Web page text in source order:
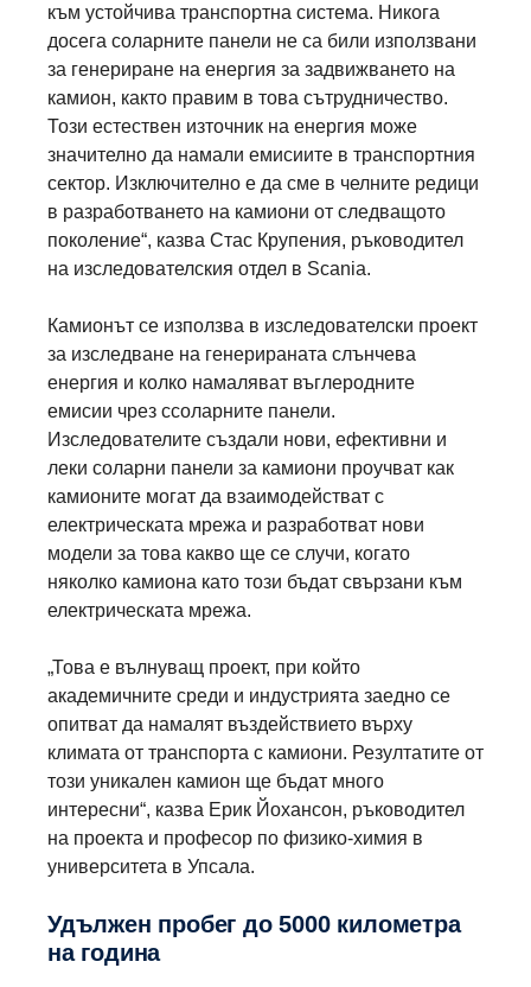
към устойчива транспортна система. Никога
досега соларните панели не са били използвани
за генериране на енергия за задвижването на
камион, както правим в това сътрудничество.
Този естествен източник на енергия може
значително да намали емисиите в транспортния
сектор. Изключително е да сме в челните редици
в разработването на камиони от следващото
поколение“, казва Стас Крупения, ръководител
на изследователския отдел в Scania.
Камионът се използва в изследователски проект
за изследване на генерираната слънчева
енергия и колко намаляват въглеродните
емисии чрез ссоларните панели.
Изследователите създали нови, ефективни и
леки соларни панели за камиони проучват как
камионите могат да взаимодействат с
електрическата мрежа и разработват нови
модели за това какво ще се случи, когато
няколко камиона като този бъдат свързани към
електрическата мрежа.
„Това е вълнуващ проект, при който
академичните среди и индустрията заедно се
опитват да намалят въздействието върху
климата от транспорта с камиони. Резултатите от
този уникален камион ще бъдат много
интересни“, казва Ерик Йохансон, ръководител
на проекта и професор по физико-химия в
университета в Упсала.
Удължен пробег до 5000 километра
на година